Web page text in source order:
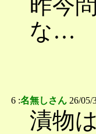
昨今
な…
6 :名無しさん 26/05/
漬物